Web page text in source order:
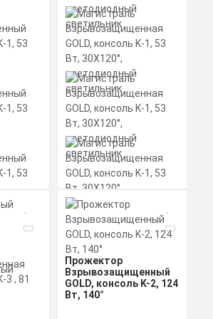
КП
1, 53
Магистраль
Взрывозащищенная
GOLD, консоль K-1, 53
Вт, 30X120°,
Прожектор
Взрывозащищенный
GOLD, консоль K-2, 124
Вт, 140°